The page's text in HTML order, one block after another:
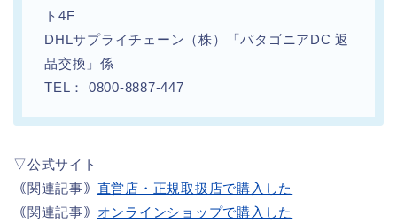
ト4F
DHLサプライチェーン（株）「パタゴニアDC 返
品交換」係
TEL： 0800-8887-447
▽公式サイト
｟関連記事｠ 直営店・正規取扱店で購入した
｟関連記事｠ オンラインショップで購入した